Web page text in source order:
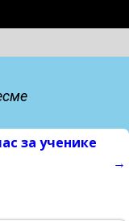
за ученике
→